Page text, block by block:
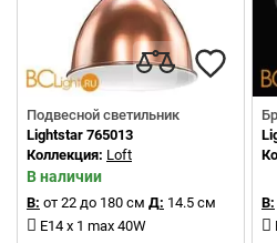
Подвесной светильник
Lightstar 765013
Коллекция: Loft
В наличии
В: от 22 до 180 см Д: 14.5 см
E14 x 1 max 40W
В: